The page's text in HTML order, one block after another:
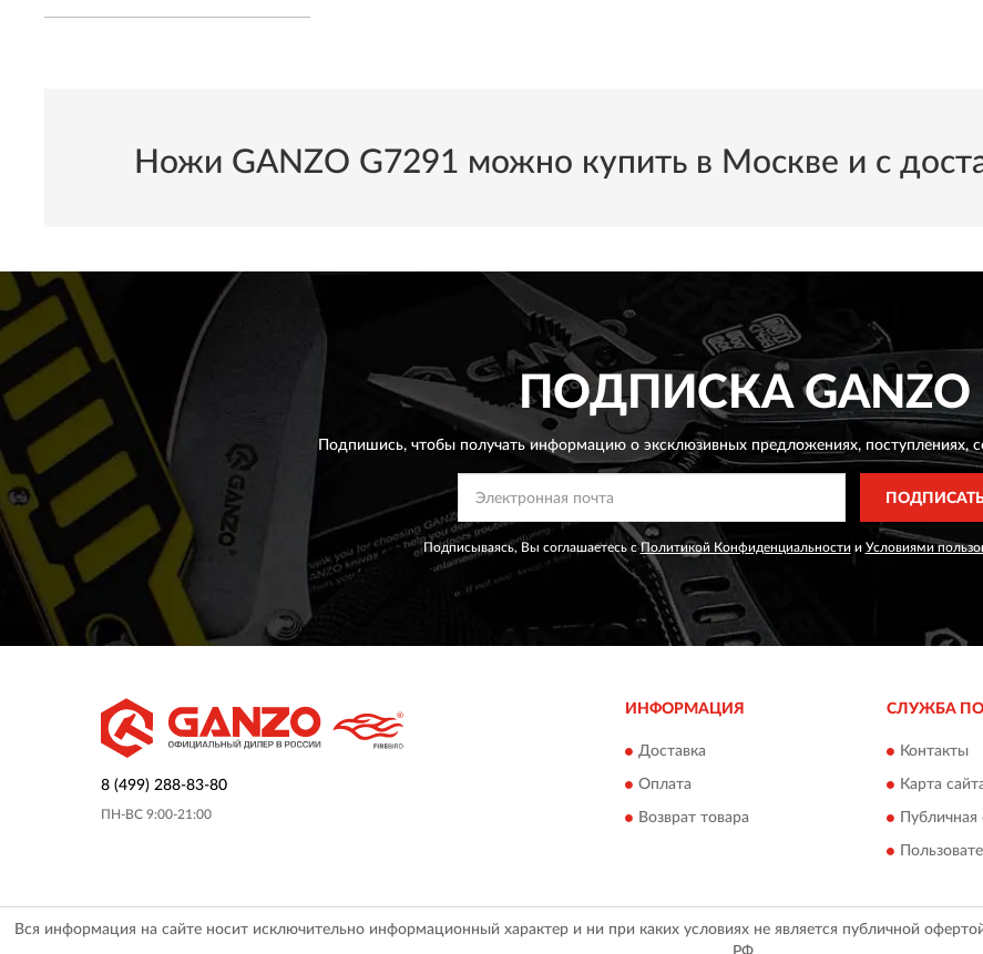
Ножи GANZO G7291 можно купить в Москве и с
ПОДПИСКАGANZO
Подпишись, чтобы получать информацию о эксклюзивных предложениях,поступлениях,
Подписываясь, Вы соглашаетесь сПолитикой Конфиденциальности и Условиями
8 (499) 288-83-80
ПН-ВС 9:00-21:00
ИНФОРМАЦИЯ
Доставка
Оплата
Возврат товара
СЛУЖБА
Контакты
Карта
Вся информация на сайте носит исключительно информационный характер и ни при каких условиях не является публичной